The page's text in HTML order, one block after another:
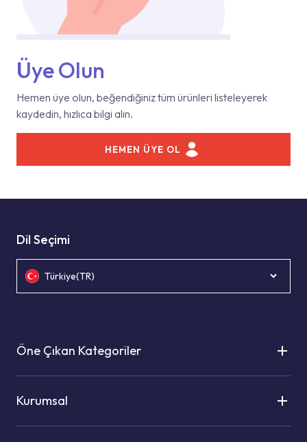
Üye Olun
Hemen üye olun, beğendiğiniz tüm ürünleri listeleyerek
kaydedin, hızlıca bilgi alın.
HEMEN ÜYE OL
Dil Seçimi
Türkiye(TR)
Öne Çıkan Kategoriler
Kurumsal